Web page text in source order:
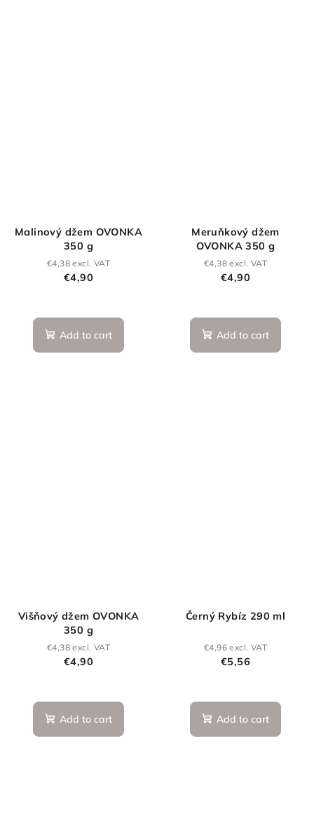
Malinový džem OVONKA
350 g
€4,38 excl. VAT
€4,90
Add to cart
Meruňkový džem
OVONKA 350 g
€4,38 excl. VAT
€4,90
Add to cart
Višňový džem OVONKA
350 g
€4,38 excl. VAT
€4,90
Add to cart
Černý Rybíz 290 ml
€4,96 excl. VAT
€5,56
Add to cart